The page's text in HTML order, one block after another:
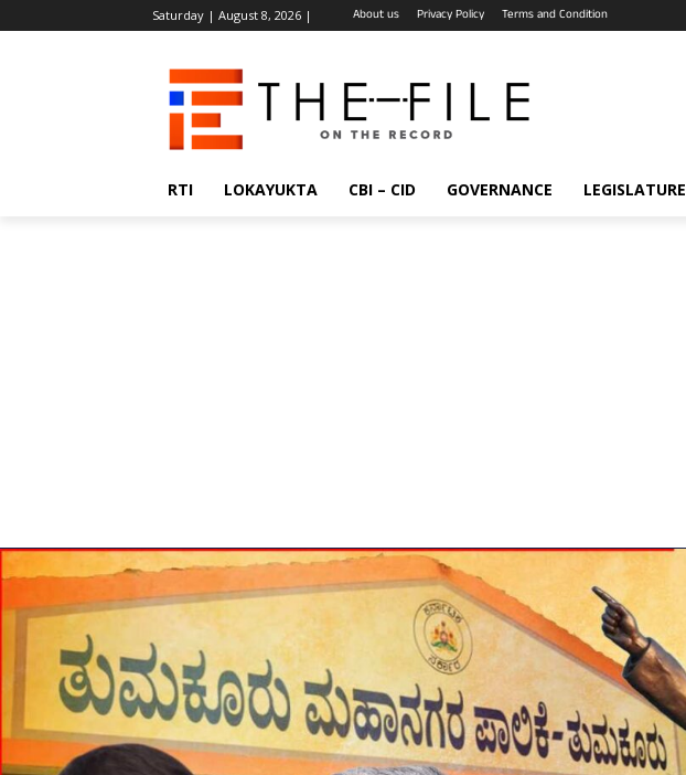
Saturday | August 8, 2026 | About us Privacy Policy Terms and Condition
RTI LOKAYUKTA CBI – CID GOVERNANCE LEGISLATURE